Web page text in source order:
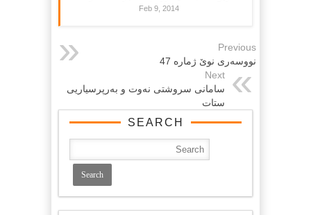
Feb 9, 2014
Previous
نووسه‌ری نوێ ژماره‌ 47
Next
سامانی سروشتی نه‌وت و به‌رپرسیاریی
ستات
SEARCH